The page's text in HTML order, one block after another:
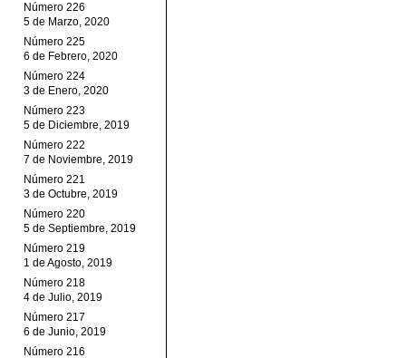
Número 226
5 de Marzo, 2020
Número 225
6 de Febrero, 2020
Número 224
3 de Enero, 2020
Número 223
5 de Diciembre, 2019
Número 222
7 de Noviembre, 2019
Número 221
3 de Octubre, 2019
Número 220
5 de Septiembre, 2019
Número 219
1 de Agosto, 2019
Número 218
4 de Julio, 2019
Número 217
6 de Junio, 2019
Número 216